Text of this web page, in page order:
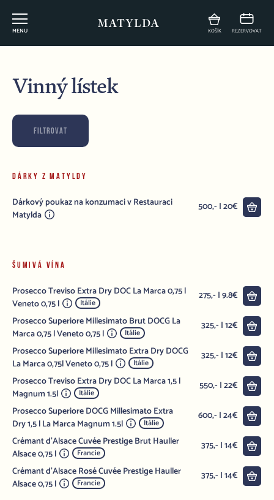
MENU KOŠÍK REZERVOVAT
Vinný lístek
FILTROVAT
DÁRKY Z MATYLDY
Dárkový poukaz na konzumaci v Restauraci
Matylda
500,- | 20€
ŠUMIVÁ VÍNA
Prosecco Treviso Extra Dry DOC La Marca 0,75 l
Veneto 0,75 l
Itálie
275,- | 9.8€
Prosecco Superiore Millesimato Brut DOCG La
Marca 0,75 l Veneto 0,75 l
Itálie
325,- | 12€
Prosecco Superiore Millesimato Extra Dry DOCG
La Marca 0,75l Veneto 0,75 l
Itálie
325,- | 12€
Prosecco Treviso Extra Dry DOC La Marca 1,5 l
Magnum 1.5l
Itálie
550,- | 22€
Prosecco Superiore DOCG Millesimato Extra
Dry 1,5 l La Marca Magnum 1.5l
Itálie
600,- | 24€
Crémant d'Alsace Cuvée Prestige Brut Hauller
Alsace 0,75 l
Francie
375,- | 14€
Crémant d'Alsace Rosé Cuvée Prestige Hauller
Alsace 0,75 l
Francie
375,- | 14€